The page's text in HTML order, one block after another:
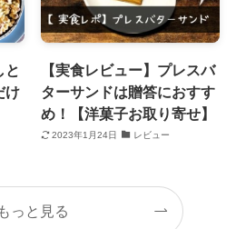
と
け
【実食レビュー】プレスバ
ターサンドは贈答におすす
め！【洋菓子お取り寄せ】
2023年1月24日 レビュー
もっと見る